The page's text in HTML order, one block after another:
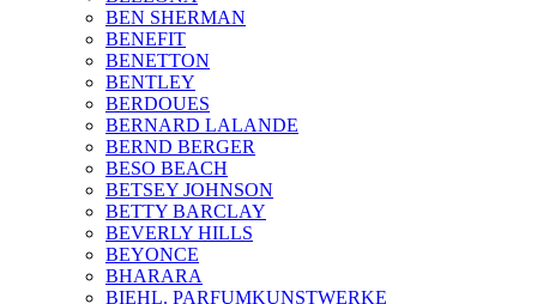
BEN SHERMAN
BENEFIT
BENETTON
BENTLEY
BERDOUES
BERNARD LALANDE
BERND BERGER
BESO BEACH
BETSEY JOHNSON
BETTY BARCLAY
BEVERLY HILLS
BEYONCE
BHARARA
BIEHL. PARFUMKUNSTWERKE